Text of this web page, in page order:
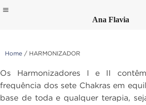
content
Home / HARMONIZADOR
Os Harmonizadores I e II
frequência dos sete Chakras em
base de toda e qualquer terapia,
Ana Flavia